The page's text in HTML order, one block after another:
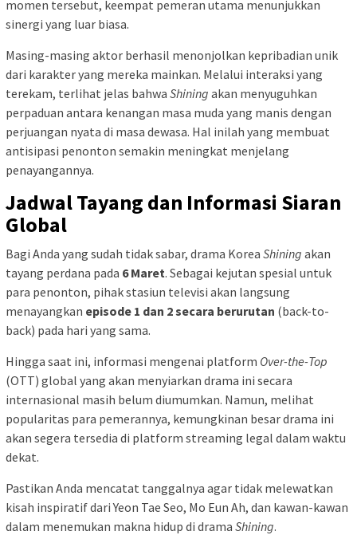
momen tersebut, keempat pemeran utama menunjukkan
sinergi yang luar biasa.
Masing-masing aktor berhasil menonjolkan kepribadian unik
dari karakter yang mereka mainkan. Melalui interaksi yang
terekam, terlihat jelas bahwa Shining akan menyuguhkan
perpaduan antara kenangan masa muda yang manis dengan
perjuangan nyata di masa dewasa. Hal inilah yang membuat
antisipasi penonton semakin meningkat menjelang
penayangannya.
Jadwal Tayang dan Informasi Siaran
Global
Bagi Anda yang sudah tidak sabar, drama Korea Shining akan
tayang perdana pada 6 Maret. Sebagai kejutan spesial untuk
para penonton, pihak stasiun televisi akan langsung
menayangkan episode 1 dan 2 secara berurutan (back-to-
back) pada hari yang sama.
Hingga saat ini, informasi mengenai platform Over-the-Top
(OTT) global yang akan menyiarkan drama ini secara
internasional masih belum diumumkan. Namun, melihat
popularitas para pemerannya, kemungkinan besar drama ini
akan segera tersedia di platform streaming legal dalam waktu
dekat.
Pastikan Anda mencatat tanggalnya agar tidak melewatkan
kisah inspiratif dari Yeon Tae Seo, Mo Eun Ah, dan kawan-kawan
dalam menemukan makna hidup di drama Shining.